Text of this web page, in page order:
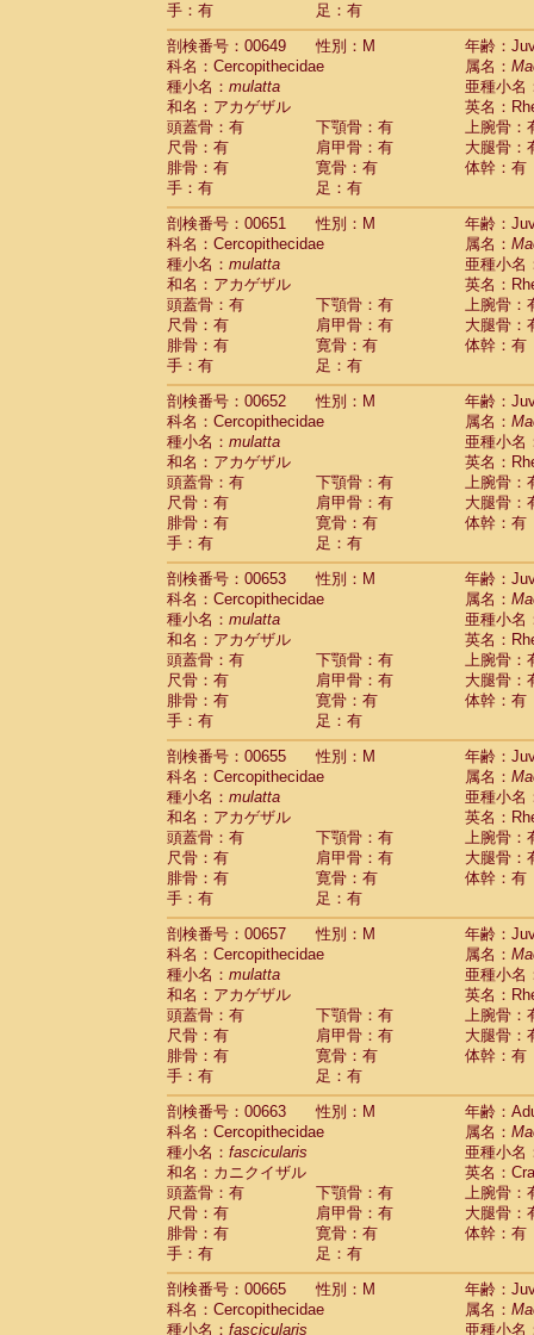
手：有
足：有
剖検番号：00649
性別：M
年齢：
科名：Cercopithecidae
属名：
種小名： mulatta
亜種小名
和名：アカゲザル
英名：
頭蓋骨：有
下顎骨：有
上腕骨：
尺骨：有
肩甲骨：有
大腿骨：
腓骨：有
寛骨：有
体幹：有
手：有
足：有
剖検番号：00651
性別：M
年齢：
科名：Cercopithecidae
属名：
種小名： mulatta
亜種小名
和名：アカゲザル
英名：
頭蓋骨：有
下顎骨：有
上腕骨：
尺骨：有
肩甲骨：有
大腿骨：
腓骨：有
寛骨：有
体幹：有
手：有
足：有
剖検番号：00652
性別：M
年齢：
科名：Cercopithecidae
属名：
種小名： mulatta
亜種小名
和名：アカゲザル
英名：
頭蓋骨：有
下顎骨：有
上腕骨：
尺骨：有
肩甲骨：有
大腿骨：
腓骨：有
寛骨：有
体幹：有
手：有
足：有
剖検番号：00653
性別：M
年齢：
科名：Cercopithecidae
属名：
種小名： mulatta
亜種小名
和名：アカゲザル
英名：
頭蓋骨：有
下顎骨：有
上腕骨：
尺骨：有
肩甲骨：有
大腿骨：
腓骨：有
寛骨：有
体幹：有
手：有
足：有
剖検番号：00655
性別：M
年齢：
科名：Cercopithecidae
属名：
種小名： mulatta
亜種小名
和名：アカゲザル
英名：
頭蓋骨：有
下顎骨：有
上腕骨：
尺骨：有
肩甲骨：有
大腿骨：
腓骨：有
寛骨：有
体幹：有
手：有
足：有
剖検番号：00657
性別：M
年齢：
科名：Cercopithecidae
属名：
種小名： mulatta
亜種小名
和名：アカゲザル
英名：
頭蓋骨：有
下顎骨：有
上腕骨：
尺骨：有
肩甲骨：有
大腿骨：
腓骨：有
寛骨：有
体幹：有
手：有
足：有
剖検番号：00663
性別：M
年齢：
科名：Cercopithecidae
属名：
種小名： fascicularis
亜種小名
和名：カニクイザル
英名：
頭蓋骨：有
下顎骨：有
上腕骨：
尺骨：有
肩甲骨：有
大腿骨：
腓骨：有
寛骨：有
体幹：有
手：有
足：有
剖検番号：00665
性別：M
年齢：
科名：Cercopithecidae
属名：
種小名： fascicularis 亜種小名